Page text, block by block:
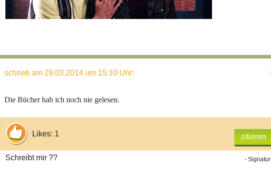
schrieb am 29.03.2014 um 15:10 Uhr:
Die Bücher hab ich noch nie gelesen.
Likes: 1 zitieren
-
Schreibt mir ??